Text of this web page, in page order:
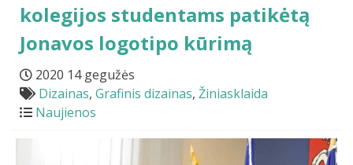
kolegijos studentams patikėtą
Jonavos logotipo kūrimą
2020 14 gegužės
Dizainas, Grafinis dizainas, Žiniasklaida
Naujienos